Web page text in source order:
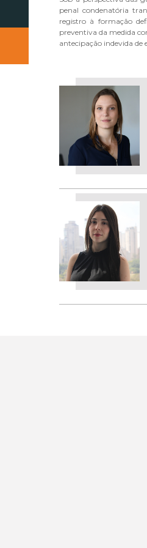
penal condenatória
registro à formação
preventiva da medida
antecipação indevida de